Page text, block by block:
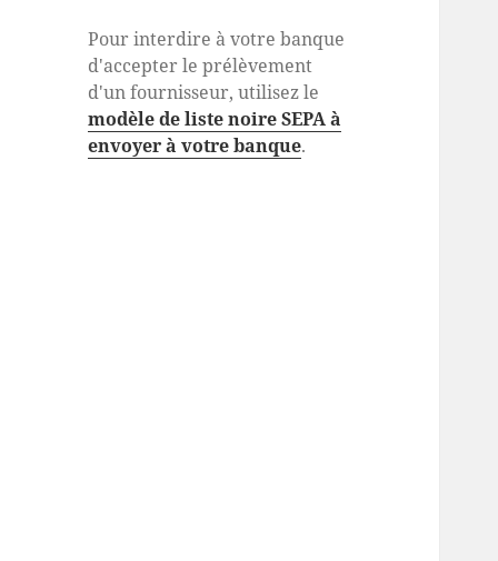
Pour interdire à votre banque
d'accepter le prélèvement
d'un fournisseur, utilisez le
modèle de liste noire SEPA à
envoyer à votre banque.